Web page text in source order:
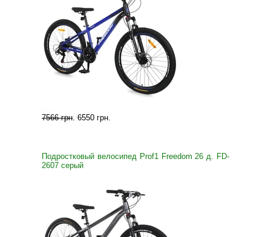
7566 грн. 6550 грн.
Подростковый велосипед Prof1 Freedom 26 д. FD-
2607 серый